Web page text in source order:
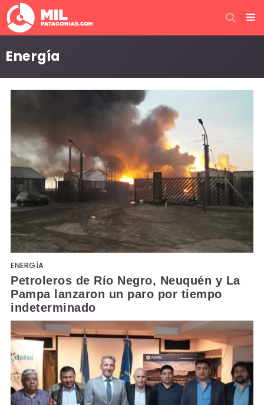
Energía
ENERGÍA
Petroleros de Río Negro, Neuquén y La
Pampa lanzaron un paro por tiempo
indeterminado